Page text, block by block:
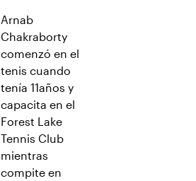
Arnab
Chakraborty
comenzó en el
tenis cuando
tenía 11años y
capacita en el
Forest Lake
Tennis Club
mientras
compite en